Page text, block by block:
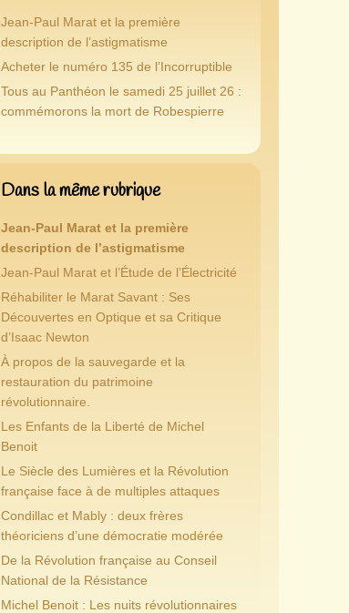
Jean-Paul Marat et la première
description de l’astigmatisme
Acheter le numéro 135 de l’Incorruptible
Tous au Panthéon le samedi 25 juillet 26 :
commémorons la mort de Robespierre
Dans la même rubrique
Jean-Paul Marat et la première
description de l’astigmatisme
Jean-Paul Marat et l’Étude de l’Électricité
Réhabiliter le Marat Savant : Ses
Découvertes en Optique et sa Critique
d’Isaac Newton
À propos de la sauvegarde et la
restauration du patrimoine
révolutionnaire.
Les Enfants de la Liberté de Michel
Benoit
Le Siècle des Lumières et la Révolution
française face à de multiples attaques
Condillac et Mably : deux frères
théoriciens d’une démocratie modérée
De la Révolution française au Conseil
National de la Résistance
Michel Benoit : Les nuits révolutionnaires